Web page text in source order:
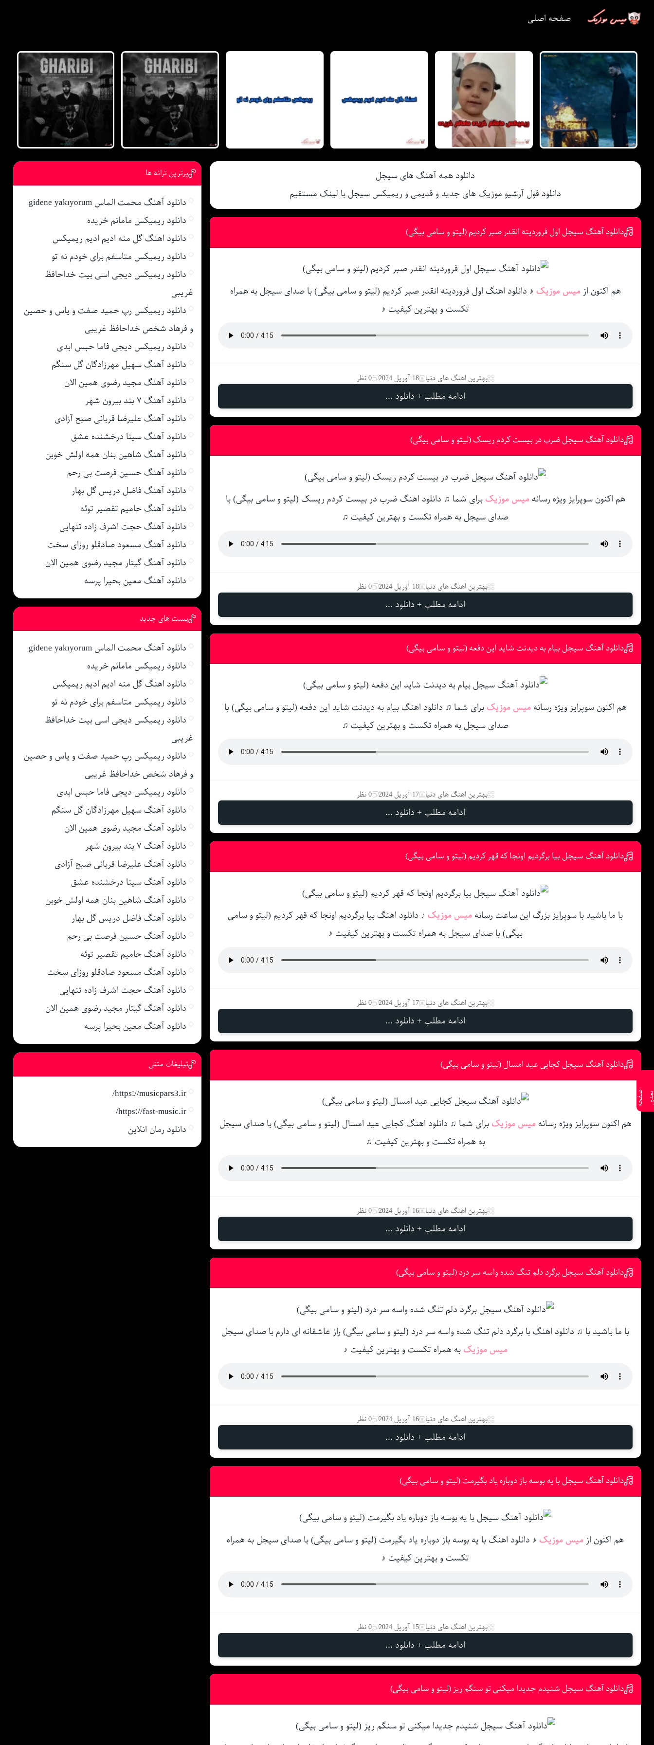
صفحه اصلی
دانلود همه آهنگ های سیجل
دانلود فول آرشیو موزیک های جدید و قدیمی و ریمیکس سیجل با لینک مستقیم
دانلود آهنگ سیجل اول فروردینه انقدر صبر کردیم (لیتو و سامی بیگی)
هم اکنون ازمیس موزیک ♪ دانلود اهنگ اول فروردینه انقدر صبر کردیم (لیتو و سامی بیگی) با صدای سیجل به همراه
تکست و بهترین کیفیت ♪
بهترین اهنگ های دنیا 18 آوریل 2024 0 نظر
ادامه مطلب + دانلود ...
دانلود آهنگ سیجل ضرب در بیست کردم ریسک (لیتو و سامی بیگی)
هم اکنون سوپرایز ویژه رسانهمیس موزیک برای شما ♫ دانلود اهنگ ضرب در بیست کردم ریسک (لیتو و سامی بیگی) با
صدای سیجل به همراه تکست و بهترین کیفیت ♫
بهترین اهنگ های دنیا 18 آوریل 2024 0 نظر
ادامه مطلب + دانلود ...
دانلود آهنگ سیجل بیام به دیدنت شاید این دفعه (لیتو و سامی بیگی)
هم اکنون سوپرایز ویژه رسانهمیس موزیک برای شما ♫ دانلود اهنگ بیام به دیدنت شاید این دفعه (لیتو و سامی بیگی) با
صدای سیجل به همراه تکست و بهترین کیفیت ♫
بهترین اهنگ های دنیا 17 آوریل 2024 0 نظر
ادامه مطلب + دانلود ...
دانلود آهنگ سیجل بیا برگردیم اونجا که قهر کردیم (لیتو و سامی بیگی)
با ما باشید با سوپرایز بزرگ این ساعت رسانه میس موزیک ♪ دانلود اهنگ بیا برگردیم اونجا که قهر کردیم (لیتو و سامی
بیگی) با صدای سیجل به همراه تکست و بهترین کیفیت ♪
بهترین اهنگ های دنیا 17 آوریل 2024 0 نظر
ادامه مطلب + دانلود ...
دانلود آهنگ سیجل کجایی عید امسال (لیتو و سامی بیگی)
هم اکنون سوپرایز ویژه رسانهمیس موزیک برای شما ♫ دانلود اهنگ کجایی عید امسال (لیتو و سامی بیگی) با صدای سیجل
به همراه تکست و بهترین کیفیت ♫
بهترین اهنگ های دنیا 16 آوریل 2024 0 نظر
ادامه مطلب + دانلود ...
دانلود آهنگ سیجل برگرد دلم تنگ شده واسه سر درد (لیتو و سامی بیگی)
با ما باشید با ♫ دانلود اهنگ با برگرد دلم تنگ شده واسه سر درد (لیتو و سامی بیگی) راز عاشقانه ای دارم با صدای سیجل
میس موزیک به همراه تکست و بهترین کیفیت ♪
بهترین اهنگ های دنیا 16 آوریل 2024 0 نظر
ادامه مطلب + دانلود ...
دانلود آهنگ سیجل با یه بوسه باز دوباره یاد بگیرمت (لیتو و سامی بیگی)
هم اکنون از میس موزیک ♪ دانلود اهنگ با یه بوسه باز دوباره یاد بگیرمت (لیتو و سامی بیگی) با صدای سیجل به همراه
تکست و بهترین کیفیت ♪
بهترین اهنگ های دنیا 15 آوریل 2024 0 نظر
ادامه مطلب + دانلود ...
دانلود آهنگ سیجل شنیدم جدیدا میکنی تو سنگم ریز (لیتو و سامی بیگی)
ص
ف
ح
ه
ع
د
برترین ترانه ها
دانلود آهنگ محمت الماس gidene yakıyorum
دانلود ریمیکس مامانم خریده
دانلود اهنگ گل منه ادیم ادیم ریمیکس
دانلود ریمیکس متاسفم برای خودم نه تو
دانلود ریمیکس دیجی اسی بیت خداحافظ
غریبی
دانلود ریمیکس رپ حمید صفت و یاس و حصین
و فرهاد شخص خداحافظ غریبی
دانلود ریمیکس دیجی فاما حبس ابدی
دانلود آهنگ سهیل مهرزادگان گل سنگم
دانلود آهنگ مجید رضوی همین الان
دانلود آهنگ ۷ بند بیرون شهر
دانلود آهنگ علیرضا قربانی صبح آزادی
دانلود آهنگ سینا درخشنده عشق
دانلود آهنگ شاهین بنان همه اولش خوبن
دانلود آهنگ حسین فرصت بی رحم
دانلود آهنگ فاضل دریس گل بهار
دانلود آهنگ حامیم تقصیر توئه
دانلود آهنگ حجت اشرف زاده تنهایی
دانلود آهنگ مسعود صادقلو روزای سخت
دانلود آهنگ گیتار مجید رضوی همین الان
دانلود آهنگ معین بحیرا پرسه
پست های جدید
دانلود آهنگ محمت الماس gidene yakıyorum
دانلود ریمیکس مامانم خریده
دانلود اهنگ گل منه ادیم ادیم ریمیکس
دانلود ریمیکس متاسفم برای خودم نه تو
دانلود ریمیکس دیجی اسی بیت خداحافظ
غریبی
دانلود ریمیکس رپ حمید صفت و یاس و حصین
و فرهاد شخص خداحافظ غریبی
دانلود ریمیکس دیجی فاما حبس ابدی
دانلود آهنگ سهیل مهرزادگان گل سنگم
دانلود آهنگ مجید رضوی همین الان
دانلود آهنگ ۷ بند بیرون شهر
دانلود آهنگ علیرضا قربانی صبح آزادی
دانلود آهنگ سینا درخشنده عشق
دانلود آهنگ شاهین بنان همه اولش خوبن
دانلود آهنگ فاضل دریس گل بهار
دانلود آهنگ حسین فرصت بی رحم
دانلود آهنگ حامیم تقصیر توئه
دانلود آهنگ مسعود صادقلو روزای سخت
دانلود آهنگ حجت اشرف زاده تنهایی
دانلود آهنگ گیتار مجید رضوی همین الان
دانلود آهنگ معین بحیرا پرسه
تبلیغات متنی
https://musicpars3.ir/
https://fast-music.ir/
دانلود رمان انلاین